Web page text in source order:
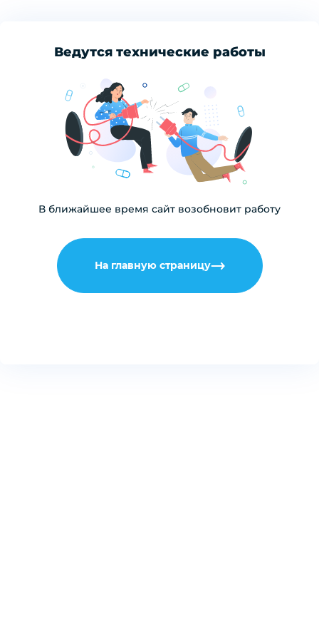
Ведутся технические работы
В ближайшее время сайт возобновит работу
На главную страницу